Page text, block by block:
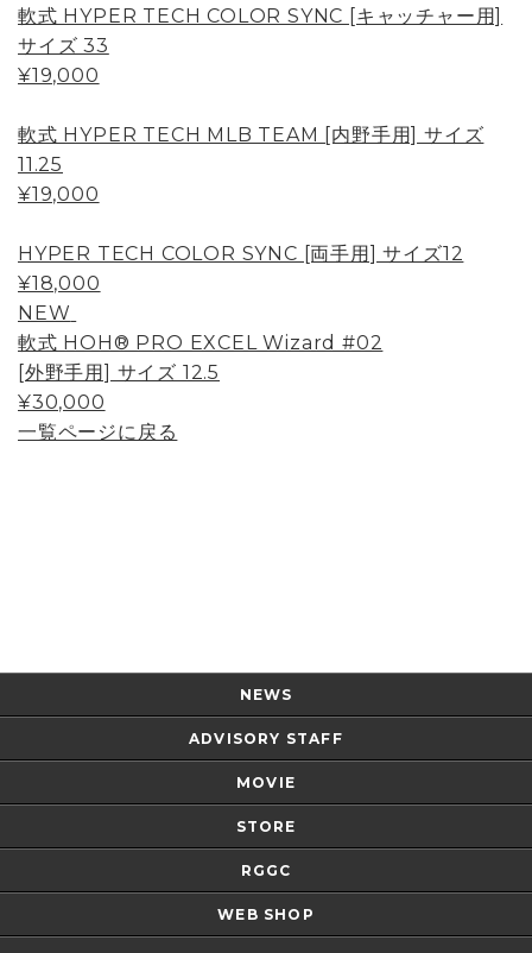
軟式 HYPER TECH COLOR SYNC [キャッチャー用]
サイズ 33
¥19,000
軟式 HYPER TECH MLB TEAM [内野手用] サイズ
11.25
¥19,000
HYPER TECH COLOR SYNC [両手用] サイズ12
¥18,000
NEW
軟式 HOH® PRO EXCEL Wizard #02
[外野手用] サイズ 12.5
¥30,000
一覧ページに戻る
NEWS
ADVISORY STAFF
MOVIE
STORE
RGGC
WEB SHOP